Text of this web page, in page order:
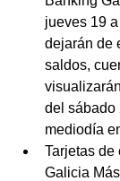
jueves 19
dejarán de
saldos,
del sábado
mediodía
Tarjetas de
Galicia